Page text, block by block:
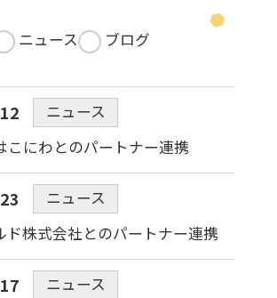
ニュース ブログ
ニュース
こにわとのパートナー連携
ニュース
ド株式会社とのパートナー連携
ニュース